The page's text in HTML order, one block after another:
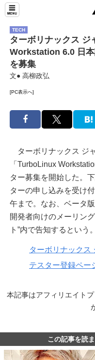
TECH
ターボリナックス
Workstation 6.0 日
を募集
文● 高柳政弘
[PC表示へ]
ターボリナックス ジ
「TurboLinux
ター募集を開始した。
ターの申し込みを受け
午まで。なお、ベータ
開発者向けのメーリン
ト”内で告知するという。
ターボリナックス
テスター登録ペー
本記事はアフィリエイト
この記事を読